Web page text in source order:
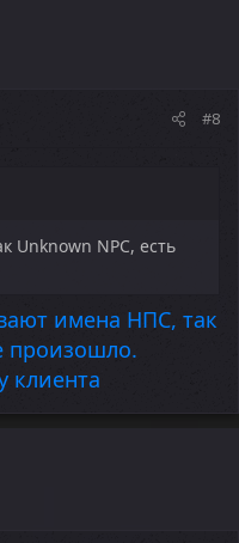
#8
Unknown NPC, есть
имена НПС, так
произошло.
клиента